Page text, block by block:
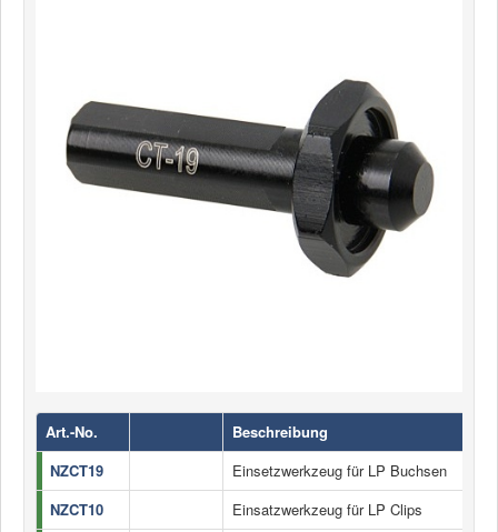
Art.-No.
Beschreibung
NZCT19
Einsetzwerkzeug für LP Buchsen
NZCT10
Einsatzwerkzeug für LP Clips